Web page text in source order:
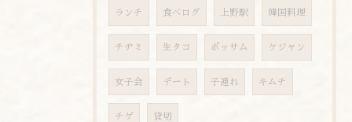
ランチ 食べログ 上野駅 韓国料理
チヂミ 生タコ ポッサム ケジャン
女子会 デート 子連れ キムチ
チゲ 貸切